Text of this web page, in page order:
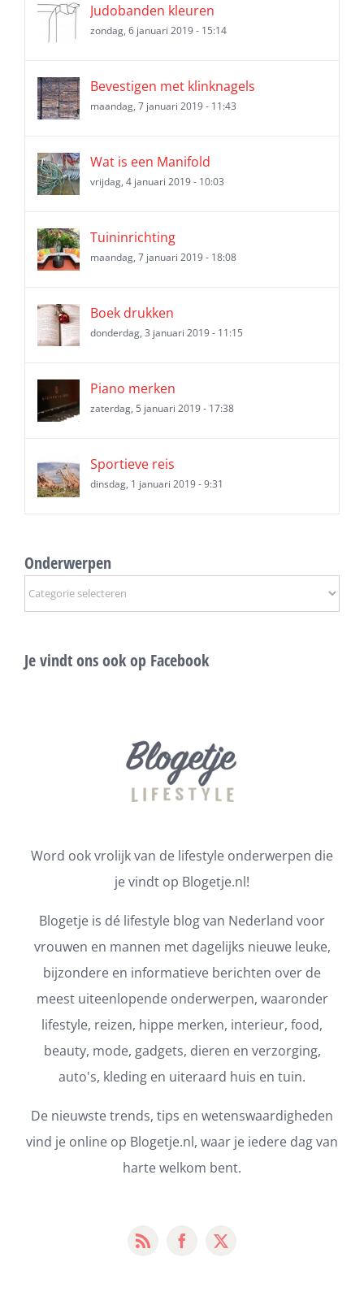
Judobanden kleuren
zondag, 6 januari 2019 - 15:14
Bevestigen met klinknagels
maandag, 7 januari 2019 - 11:43
Wat is een Manifold
vrijdag, 4 januari 2019 - 10:03
Tuininrichting
maandag, 7 januari 2019 - 18:08
Boek drukken
donderdag, 3 januari 2019 - 11:15
Piano merken
zaterdag, 5 januari 2019 - 17:38
Sportieve reis
dinsdag, 1 januari 2019 - 9:31
Onderwerpen
Onderwerpen
Je vindt ons ook op Facebook
Word ook vrolijk van de lifestyle onderwerpen die
je vindt op Blogetje.nl!
Blogetje is dé lifestyle blog van Nederland voor
vrouwen en mannen met dagelijks nieuwe leuke,
bijzondere en informatieve berichten over de
meest uiteenlopende onderwerpen, waaronder
lifestyle, reizen, hippe merken, interieur, food,
beauty, mode, gadgets, dieren en verzorging,
auto's, kleding en uiteraard huis en tuin.
De nieuwste trends, tips en wetenswaardigheden
vind je online op Blogetje.nl, waar je iedere dag van
harte welkom bent.